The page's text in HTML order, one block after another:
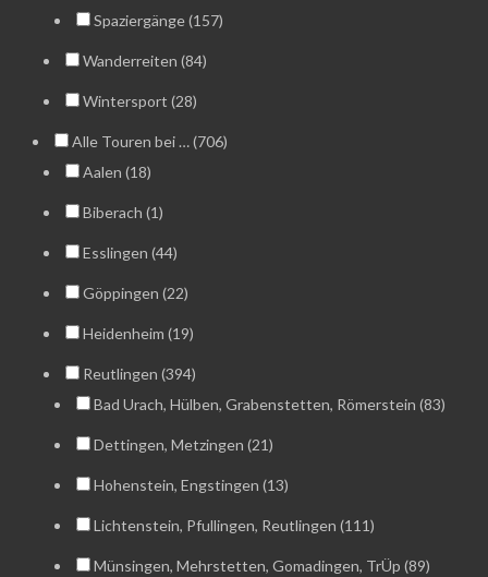
Spaziergänge (157)
Wanderreiten (84)
Wintersport (28)
Alle Touren bei … (706)
Aalen (18)
Biberach (1)
Esslingen (44)
Göppingen (22)
Heidenheim (19)
Reutlingen (394)
Bad Urach, Hülben, Grabenstetten, Römerstein (83)
Dettingen, Metzingen (21)
Hohenstein, Engstingen (13)
Lichtenstein, Pfullingen, Reutlingen (111)
Münsingen, Mehrstetten, Gomadingen, TrÜp (89)